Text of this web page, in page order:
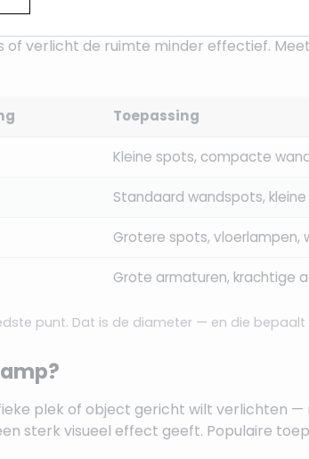
ontworpen voor een R50 lamp, een
of verlicht de ruimte minder effectief.
Toepassing
Kleine spots, compacte
Standaard wandspots,
Grotere spots, vloerlampen,
Grote armaturen, krachtige
punt. Dat is de diameter — en die
plek of object gericht wilt verlichten
sterk visueel effect geeft. Populaire